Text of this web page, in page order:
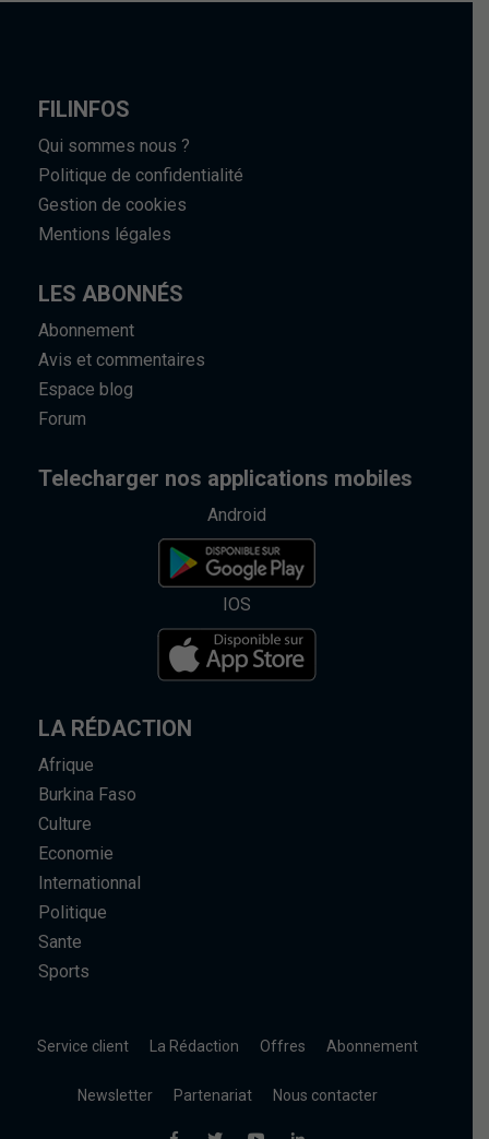
FILINFOS
Qui sommes nous ?
Politique de confidentialité
Gestion de cookies
Mentions légales
LES ABONNÉS
Abonnement
Avis et commentaires
Espace blog
Forum
Telecharger nos applications mobiles
Android
IOS
LA RÉDACTION
Afrique
Burkina Faso
Culture
Economie
Internationnal
Politique
Sante
Sports
Service client La Rédaction Offres Abonnement
Newsletter Partenariat Nous contacter